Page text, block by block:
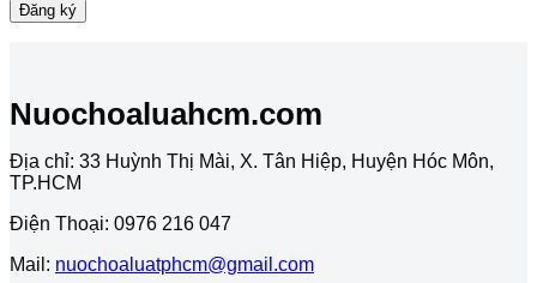
Nuochoaluahcm.com
Địa chỉ: 33 Huỳnh Thị Mài, X. Tân Hiệp, Huyện Hóc Môn,
TP.HCM
Điện Thoại: 0976 216 047
Mail: nuochoaluatphcm@gmail.com